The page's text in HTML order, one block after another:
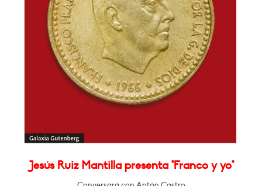
Jesús Ruiz Mantilla presenta "Franco y yo"